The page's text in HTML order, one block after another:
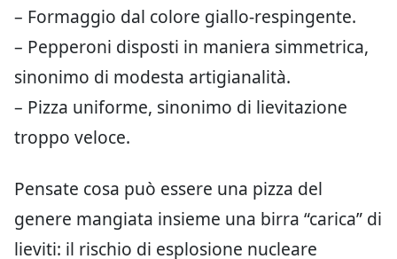
– Formaggio dal colore giallo-respingente.
– Pepperoni disposti in maniera simmetrica,
sinonimo di modesta artigianalità.
– Pizza uniforme, sinonimo di lievitazione
troppo veloce.
Pensate cosa può essere una pizza del
genere mangiata insieme una birra “carica” di
lieviti: il rischio di esplosione nucleare